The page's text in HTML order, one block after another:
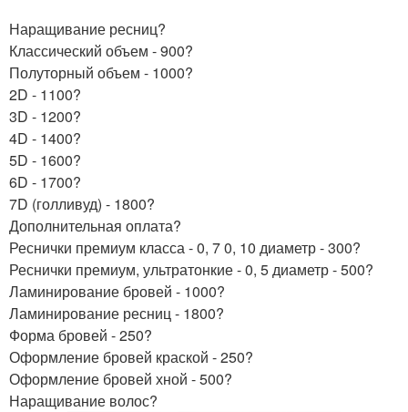
Наращивание ресниц?
Классический объем - 900?
Полуторный объем - 1000?
2D - 1100?
3D - 1200?
4D - 1400?
5D - 1600?
6D - 1700?
7D (голливуд) - 1800?
Дополнительная оплата?
Реснички премиум класса - 0, 7 0, 10 диаметр - 300?
Реснички премиум, ультратонкие - 0, 5 диаметр - 500?
Ламинирование бровей - 1000?
Ламинирование ресниц - 1800?
Форма бровей - 250?
Оформление бровей краской - 250?
Оформление бровей хной - 500?
Наращивание волос?